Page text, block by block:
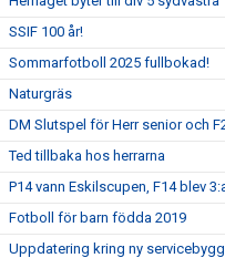
SSIF 100 år!
Sommarfotboll 2025 fullbokad!
Naturgräs
DM Slutspel för Herr senior och
Ted tillbaka hos herrarna
P14 vann Eskilscupen, F14 blev
Fotboll för barn födda 2019
Uppdatering kring ny